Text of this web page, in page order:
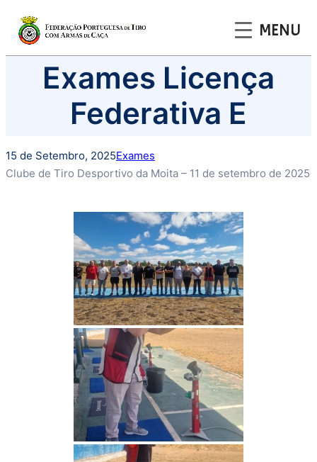
MENU
Exames Licença
Federativa E
15 de Setembro, 2025Exames
Clube de Tiro Desportivo da Moita – 11 de setembro de 2025